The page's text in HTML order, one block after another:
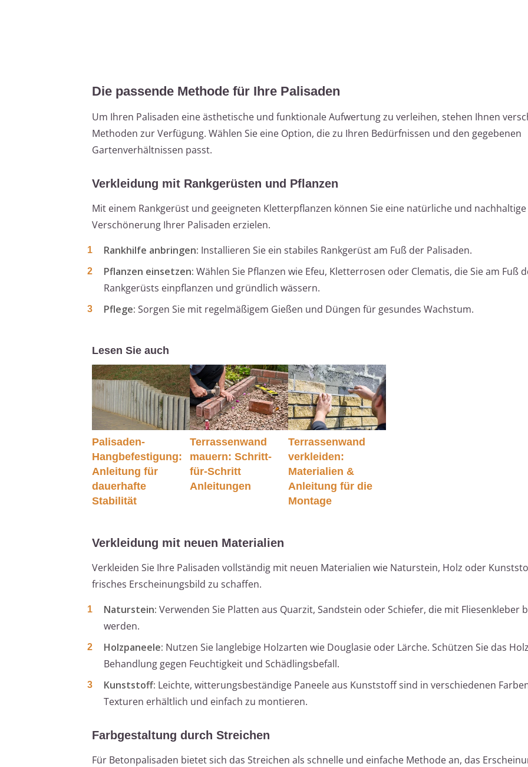
Die passende Methode für Ihre Palisaden
Um Ihren Palisaden eine ästhetische und funktionale Aufwertung zu verleihen, stehen Ihnen
Methoden zur Verfügung. Wählen Sie eine Option, die zu Ihren Bedürfnissen und den gegebenen
Gartenverhältnissen passt.
Verkleidung mit Rankgerüsten und Pflanzen
Mit einem Rankgerüst und geeigneten Kletterpflanzen können Sie eine natürliche und nachhaltige
Verschönerung Ihrer Palisaden erzielen.
Rankhilfe anbringen: Installieren Sie ein stabiles Rankgerüst am Fuß der Palisaden.
Pflanzen einsetzen: Wählen Sie Pflanzen wie Efeu, Kletterrosen oder Clematis, die Sie am Fuß
Rankgerüsts einpflanzen und gründlich wässern.
Pflege: Sorgen Sie mit regelmäßigem Gießen und Düngen für gesundes Wachstum.
Lesen Sie auch
Palisaden-
Hangbefestigung:
Anleitung für
dauerhafte
Stabilität
Terrassenwand
mauern: Schritt-
für-Schritt
Anleitungen
Terrassenwand
verkleiden:
Materialien &
Anleitung für die
Montage
Verkleidung mit neuen Materialien
Verkleiden Sie Ihre Palisaden vollständig mit neuen Materialien wie Naturstein, Holz oder
frisches Erscheinungsbild zu schaffen.
Naturstein: Verwenden Sie Platten aus Quarzit, Sandstein oder Schiefer, die mit Fliesenkleber
werden.
Holzpaneele: Nutzen Sie langlebige Holzarten wie Douglasie oder Lärche. Schützen Sie das
Behandlung gegen Feuchtigkeit und Schädlingsbefall.
Kunststoff: Leichte, witterungsbeständige Paneele aus Kunststoff sind in verschiedenen
Texturen erhältlich und einfach zu montieren.
Farbgestaltung durch Streichen
Für Betonpalisaden bietet sich das Streichen als schnelle und einfache Methode an, das